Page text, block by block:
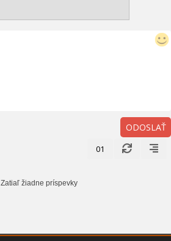
ODOSLAŤ
01
Zatiaľ žiadne príspevky